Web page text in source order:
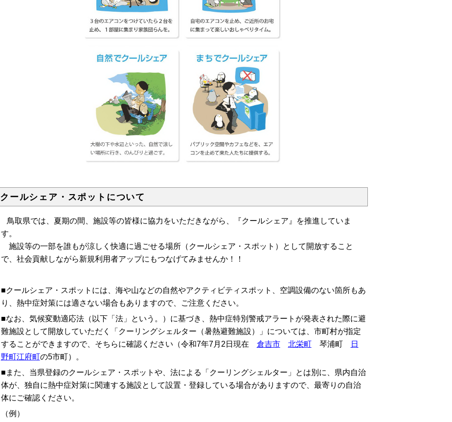
クールシェア・スポットについて
鳥取県では、夏期の間、施設等の皆様に協力をいただきながら、『クールシェア』を推進していま
す。
施設等の一部を誰もが涼しく快適に過ごせる場所（クールシェア・スポット）として開放すること
で、社会貢献しながら新規利用者アップにもつなげてみませんか！！
■クールシェア・スポットには、海や山などの自然やアクティビティスポット、空調設備のない箇所もあ
り、熱中症対策には適さない場合もありますので、ご注意ください。
■なお、気候変動適応法（以下「法」という。）に基づき、熱中症特別警戒アラートが発表された際に避
難施設として開放していただく「クーリングシェルター（暑熱避難施設）」については、市町村が指定
することができますので、そちらに確認ください（令和7年7月2日現在 倉吉市 北栄町琴浦町
日
野町江府町の5市町）。
■また、当県登録のクールシェア・スポットや、法による「クーリングシェルター」とは別に、県内自治
体が、独自に熱中症対策に関連する施設として設置・登録している場合がありますので、最寄りの自治
体にご確認ください。
（例）